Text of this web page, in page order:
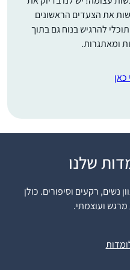
את הצעדים הראשונים
להרגיש בנוח גם בתוך
ומאתגרות.
כאן
שלנו
נשים, רקעים וסיפורים. כולן
ועוצמתי.